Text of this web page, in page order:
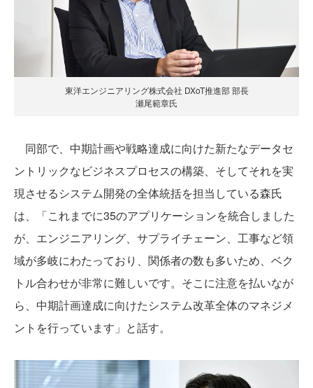
東洋エンジニアリング株式会社 DXoT推進部 部長
瀬尾範章氏
同部で、中期計画や戦略達成に向けた新たなデータセ
ントリックなビジネスプロセスの構築、そしてそれを実
現させるシステム開発の全体統括を担当している森氏
は、「これまでに35のアプリケーションを統合しました
が、エンジニアリング、サプライチェーン、工事など領
域が多岐にわたっており、関係者の数も多いため、ベク
トル合わせが非常に難しいです。そこに注意を払いなが
ら、中期計画達成に向けたシステム改革全体のマネジメ
ントを行っています」と話す。